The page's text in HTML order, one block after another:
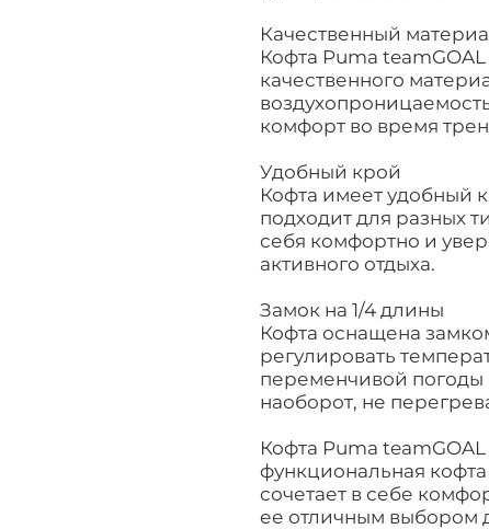
Качественный
Кофта Puma
качественного
комфорт во время
Удобный крой
Кофта имеет удобный
подходит для разных
себя комфортно и
активного отдыха.
Замок на 1/4 длины
Кофта оснащена
регулировать
переменчивой погоды
наоборот, не
Кофта Puma
функциональная
сочетает в себе
ее отличным выбором